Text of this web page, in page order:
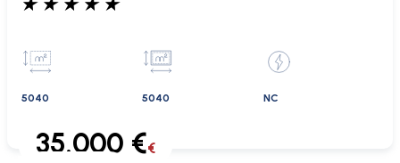
5040 5040 NC
35.000 €€